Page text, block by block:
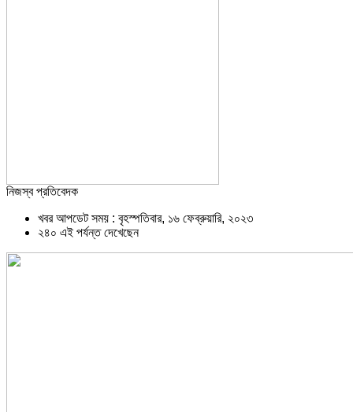
নিজস্ব প্রতিবেদক
খবর আপডেট সময় : বৃহস্পতিবার, ১৬ ফেব্রুয়ারি, ২০২৩
২৪০ এই পর্যন্ত দেখেছেন